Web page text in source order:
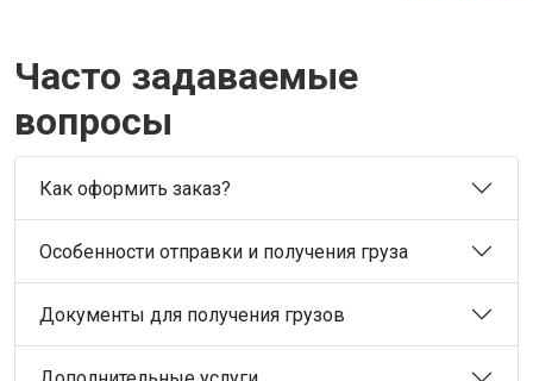
Часто задаваемые
вопросы
Как оформить заказ?
Особенности отправки и получения груза
Документы для получения грузов